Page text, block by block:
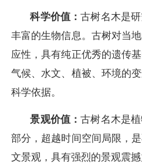
科学价值：古树名木是
丰富的生物信息。古树对当
应性，具有纯正优秀的遗传
气候、水文、植被、环境的
科学依据。
景观价值：古树名木是
部分，超越时间空间局限，
文景观，具有强烈的景观震撼